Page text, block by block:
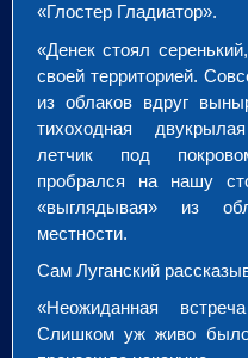
«Глостер Гладиатор».
«Денек стоял
своей территорией.
из облаков вдруг
тихоходная
летчик под
пробрался на нашу
«выглядывая» из
местности.
Сам Луганский
«Неожиданная
Слишком уж живо